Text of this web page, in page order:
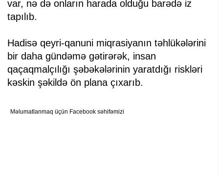
var, nə də onların harada olduğu barədə iz
tapılıb.
Hadisə qeyri-qanuni miqrasiyanın təhlükələrini
bir daha gündəmə gətirərək, insan
qaçaqmalçılığı şəbəkələrinin yaratdığı riskləri
kəskin şəkildə ön plana çıxarıb.
Məlumatlanmaq üçün Facebook səhifəmizi